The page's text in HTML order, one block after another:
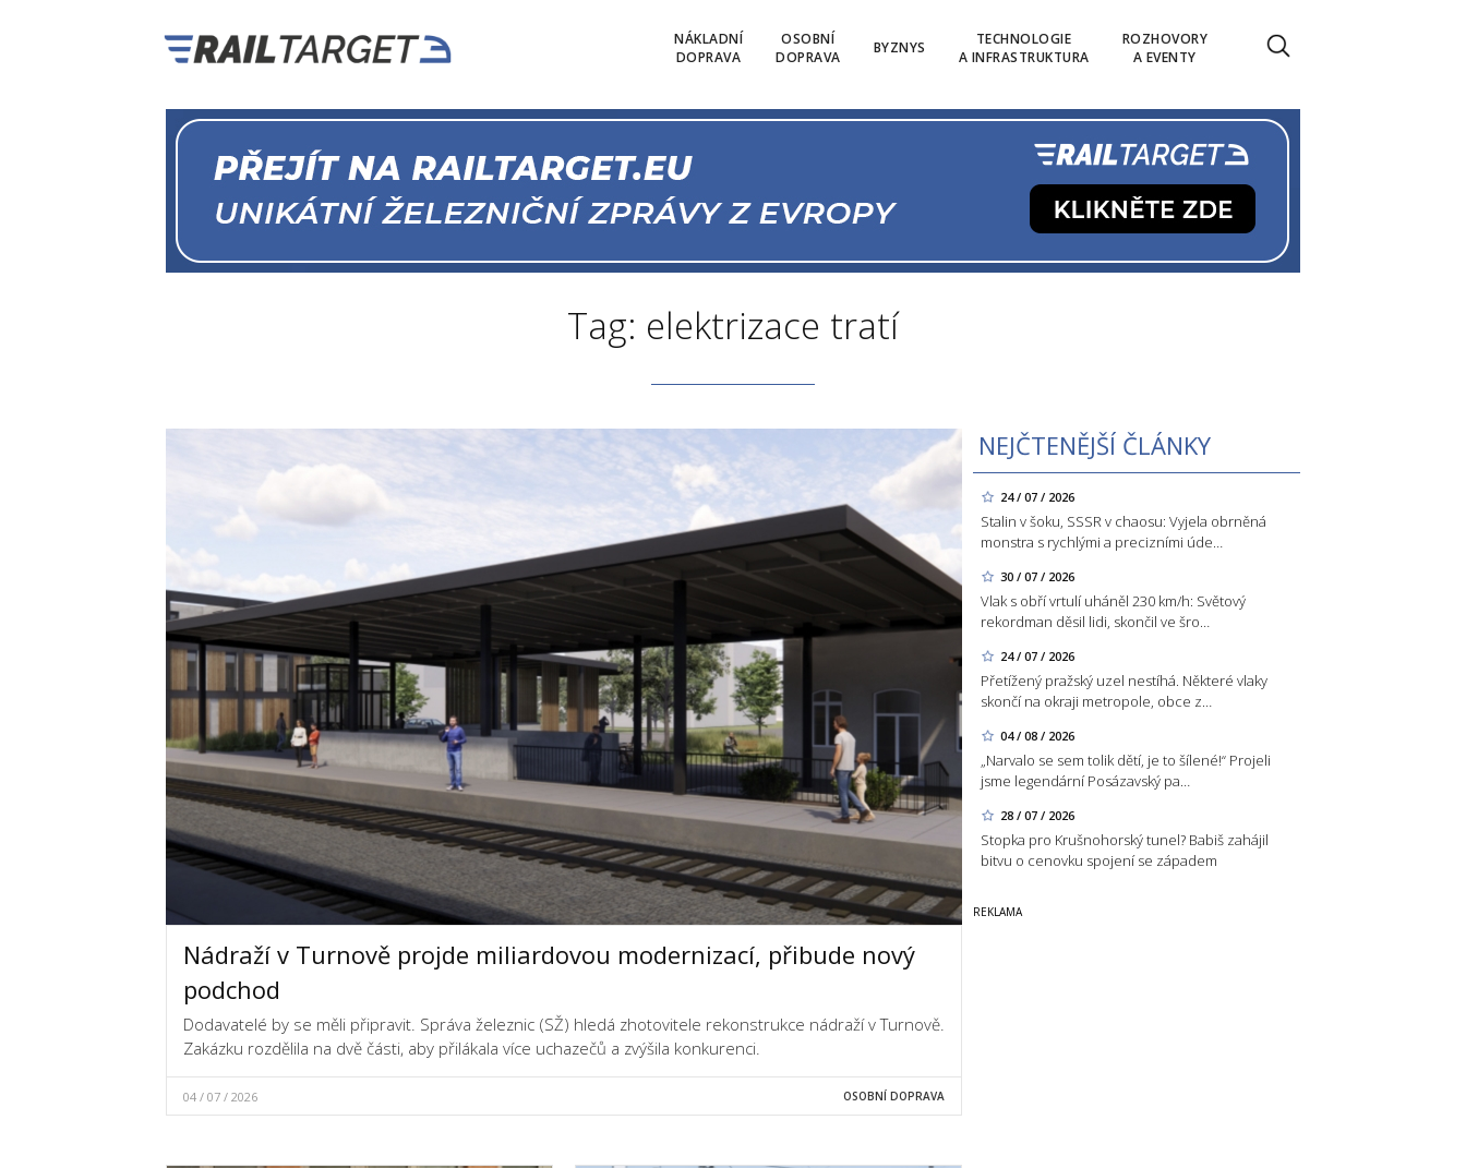
NÁKLADNÍ
DOPRAVA
OSOBNÍ
DOPRAVA
BYZNYS
TECHNOLOGIE
A INFRASTRUKTURA
ROZHOVORY
A EVENTY
Tag: elektrizace tratí
NEJČTENĚJŠÍ ČLÁNKY
24 / 07 / 2026
Stalin v šoku, SSSR v chaosu: Vyjela obrněná
monstra s rychlými a precizními úde…
30 / 07 / 2026
Vlak s obří vrtulí uháněl 230 km/h: Světový
rekordman děsil lidi, skončil ve šro…
24 / 07 / 2026
Přetížený pražský uzel nestíhá. Některé vlaky
skončí na okraji metropole, obce z…
04 / 08 / 2026
„Narvalo se sem tolik dětí, je to šílené!“ Projeli
jsme legendární Posázavský pa…
28 / 07 / 2026
Stopka pro Krušnohorský tunel? Babiš zahájil
bitvu o cenovku spojení se západem
Nádraží v Turnově projde miliardovou modernizací, přibude nový
podchod
Dodavatelé by se měli připravit. Správa železnic (SŽ) hledá zhotovitele rekonstrukce nádraží v Turnově.
Zakázku rozdělila na dvě části, aby přilákala více uchazečů a zvýšila konkurenci.
04 / 07 / 2026 OSOBNÍ DOPRAVA